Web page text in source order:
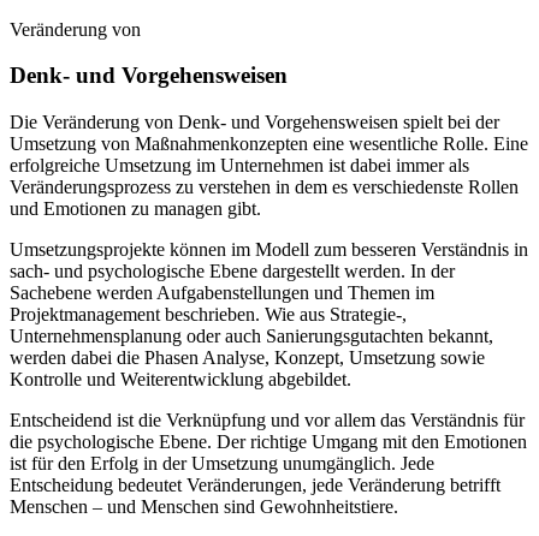
Veränderung von
Denk- und Vorgehensweisen
Die Veränderung von Denk- und Vorgehensweisen spielt bei der
Umsetzung von Maßnahmenkonzepten eine wesentliche Rolle. Eine
erfolgreiche Umsetzung im Unternehmen ist dabei immer als
Veränderungsprozess zu verstehen in dem es verschiedenste Rollen
und Emotionen zu managen gibt.
Umsetzungsprojekte können im Modell zum besseren Verständnis in
sach- und psychologische Ebene dargestellt werden. In der
Sachebene werden Aufgabenstellungen und Themen im
Projektmanagement beschrieben. Wie aus Strategie-,
Unternehmensplanung oder auch Sanierungsgutachten bekannt,
werden dabei die Phasen Analyse, Konzept, Umsetzung sowie
Kontrolle und Weiterentwicklung abgebildet.
Entscheidend ist die Verknüpfung und vor allem das Verständnis für
die psychologische Ebene. Der richtige Umgang mit den Emotionen
ist für den Erfolg in der Umsetzung unumgänglich. Jede
Entscheidung bedeutet Veränderungen, jede Veränderung betrifft
Menschen – und Menschen sind Gewohnheitstiere.